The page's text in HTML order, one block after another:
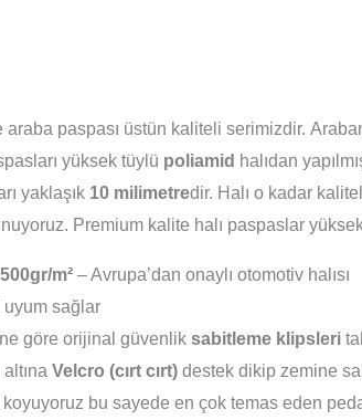
paspası üstün kaliteli serimizdir.
yüksek tüylü poliamid halıdan
yaklaşık 10 milimetredir. Halı o kadar
Premium kalite halı paspaslar
m² – Avrupa’dan onaylı otomotiv halısı
uyum sağlar
göre orijinal güvenlik sabitleme klipsleri
Velcro (cırt cırt) destek dikip zemine
koyuyoruz bu sayede en çok temas eden